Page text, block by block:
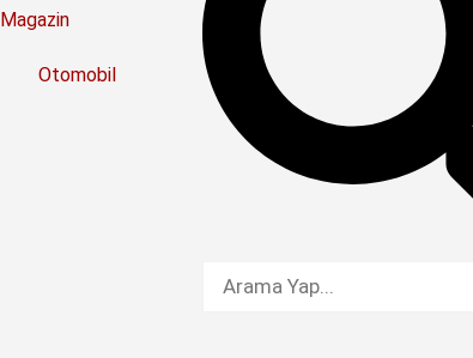
Magazin
Otomobil